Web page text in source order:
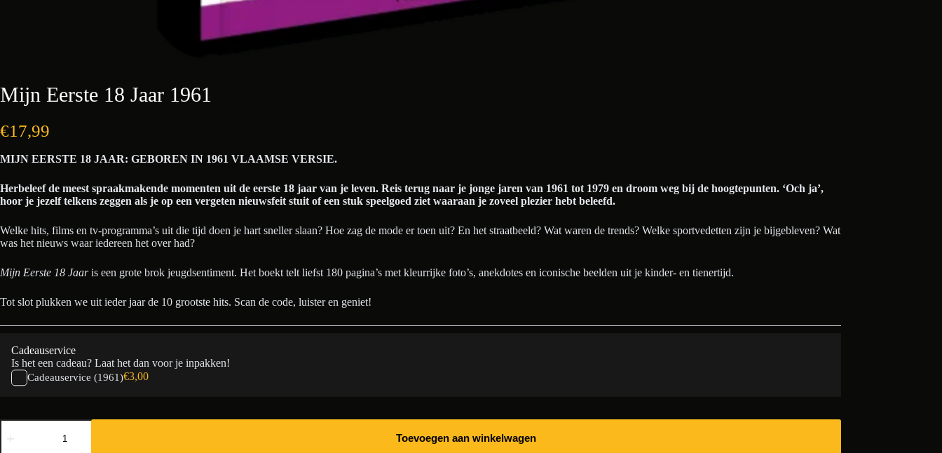
Mijn Eerste 18 Jaar 1961
€17,99
MIJN EERSTE 18 JAAR: GEBOREN IN 1961 VLAAMSE VERSIE.
Herbeleef de meest spraakmakende momenten uit de eerste 18 jaar van je leven. Reis terug naar je jonge jaren van 1961 tot 1979 en droom weg bij de hoogtepunten. ‘Och ja’,
hoor je jezelf telkens zeggen als je op een vergeten nieuwsfeit stuit of een stuk speelgoed ziet waaraan je zoveel plezier hebt beleefd.
Welke hits, films en tv-programma’s uit die tijd doen je hart sneller slaan? Hoe zag de mode er toen uit? En het straatbeeld? Wat waren de trends? Welke sportvedetten zijn je bijgebleven? Wat
was het nieuws waar iedereen het over had?
Mijn Eerste 18 Jaaris een grote brok jeugdsentiment. Het boekt telt liefst 180 pagina’s met kleurrijke foto’s, anekdotes en iconische beelden uit je kinder- en tienertijd.
Tot slot plukken we uit ieder jaar de 10 grootste hits. Scan de code, luister en geniet!
Cadeauservice
Is het een cadeau? Laat het dan voor je inpakken!
Cadeauservice (1961)€3,00
Mijn
Eerste
Toevoegen aan winkelwagen